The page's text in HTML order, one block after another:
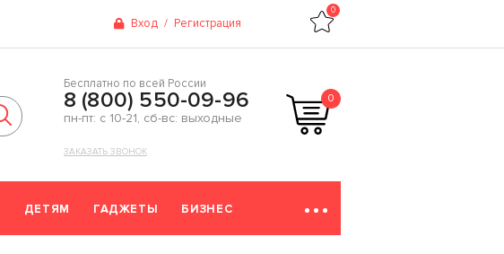
Вход / Регистрация
0
Бесплатно по всей России
8 (800) 550-09-96
пн-пт: с 10-21, сб-вс: выходные
ЗАКАЗАТЬ ЗВОНОК
0
ДЕТЯМ ГАДЖЕТЫ БИЗНЕС